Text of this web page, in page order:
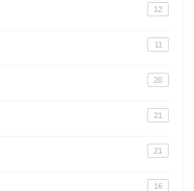
12
11
20
21
21
16